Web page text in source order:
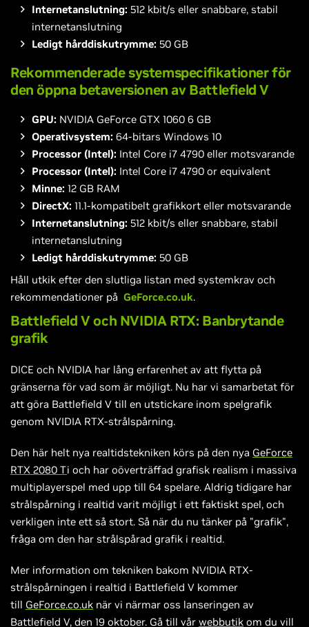
Internetanslutning: 512 kbit/s eller snabbare, stabil
internetanslutning
Ledigt hårddiskutrymme: 50 GB
Rekommenderade systemspecifikationer för
den öppna betaversionen av Battlefield V
GPU: NVIDIA GeForce GTX 1060 6 GB
Operativsystem: 64-bitars Windows 10
Processor (Intel): Intel Core i7 4790 eller motsvarande
Processor (Intel): Intel Core i7 4790 or equivalent
Minne: 12 GB RAM
DirectX: 11.1-kompatibelt grafikkort eller motsvarande
Internetanslutning: 512 kbit/s eller snabbare, stabil
internetanslutning
Ledigt hårddiskutrymme: 50 GB
Håll utkik efter den slutliga listan med systemkrav och
rekommendationer på GeForce.co.uk.
Battlefield V och NVIDIA RTX: Banbrytande
grafik
DICE och NVIDIA har lång erfarenhet av att flytta på
gränserna för vad som är möjligt. Nu har vi samarbetat för
att göra Battlefield V till en utstickare inom spelgrafik
genom NVIDIA RTX-strålspårning.
Den här helt nya realtidstekniken körs på den nya GeForce
RTX 2080 Ti och har oöverträffad grafisk realism i massiva
multiplayerspel med upp till 64 spelare. Aldrig tidigare har
strålspårning i realtid varit möjligt i ett faktiskt spel, och
verkligen inte ett så stort. Så när du nu tänker på "grafik",
fråga om den har strålspårad grafik i realtid.
Mer information om tekniken bakom NVIDIA RTX-
strålspårningen i realtid i Battlefield V kommer
till GeForce.co.uk när vi närmar oss lanseringen av
Battlefield V, den 19 oktober. Gå till vår webbutik om du vill